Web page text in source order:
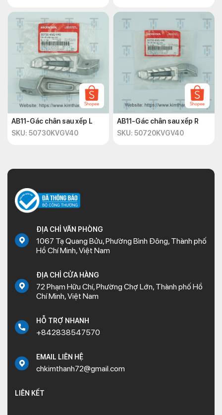
AB11-Gác chân sau xếp L
SKU: 50730KVGV40
AB11-Gác chân sau xếp R
SKU: 50720KVGV40
ĐỊA CHỈ VĂN PHÒNG
1067 Tạ Quang Bửu, Phường Bình Đông, Thành phố
Hồ Chí Minh, Việt Nam
ĐỊA CHỈ CỬA HÀNG
72 Phạm Hữu Chí, Phường Chợ Lớn, Thành phố Hồ
Chí Minh, Việt Nam
HỖ TRỢ NHANH
+842838547570
EMAIL LIÊN HỆ
chkimthanh72@gmail.com
LIÊN KẾT